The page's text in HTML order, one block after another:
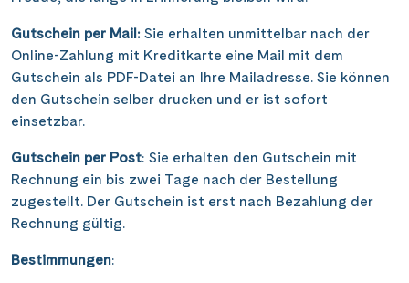
Gutschein per Mail: Sie erhalten unmittelbar nach der
Online-Zahlung mit Kreditkarte eine Mail mit dem
Gutschein als PDF-Datei an Ihre Mailadresse. Sie können
den Gutschein selber drucken und er ist sofort
einsetzbar.
Gutschein per Post: Sie erhalten den Gutschein mit
Rechnung ein bis zwei Tage nach der Bestellung
zugestellt. Der Gutschein ist erst nach Bezahlung der
Rechnung gültig.
Bestimmungen:
Saar
Seine, Oise & Schelde (6)
Spree(4)
Weser, Ems & Hunte(2)
Reichsburg Cochem(15)
Saarschleife (7)
Schiffshebewerk Arzviller
Schiffshebewerk Niederfinow (19)
Schiffshebewerk Scharnebeck(8)
Schloss Heidelberg
Passau(7)
Porto (12)
Potsdam(1)
Regensburg
Rotterdam(2)
Saarbrücken (5)
Saarburg(1)
Stralsund(6)